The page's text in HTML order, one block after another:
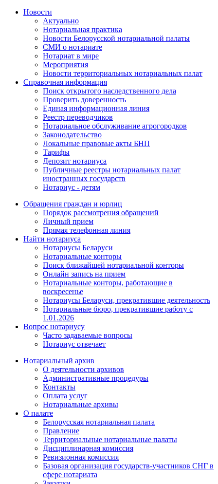
Новости
Актуально
Нотариальная практика
Новости Белорусской нотариальной палаты
СМИ о нотариате
Нотариат в мире
Мероприятия
Новости территориальных нотариальных палат
Справочная информация
Поиск открытого наследственного дела
Проверить доверенность
Единая информационная линия
Реестр переводчиков
Нотариальное обслуживание агрогородков
Законодательство
Локальные правовые акты БНП
Тарифы
Депозит нотариуса
Публичные реестры нотариальных палат
иностранных государств
Нотариус - детям
Обращения граждан и юрлиц
Порядок рассмотрения обращений
Личный прием
Прямая телефонная линия
Найти нотариуса
Нотариусы Беларуси
Нотариальные конторы
Поиск ближайшей нотариальной конторы
Онлайн запись на прием
Нотариальные конторы, работающие в
воскресенье
Нотариусы Беларуси, прекратившие деятельность
Нотариальные бюро, прекратившие работу с
1.01.2026
Вопрос нотариусу
Часто задаваемые вопросы
Нотариус отвечает
Нотариальный архив
О деятельности архивов
Административные процедуры
Контакты
Оплата услуг
Нотариальные архивы
О палате
Белорусская нотариальная палата
Правление
Территориальные нотариальные палаты
Дисциплинарная комиссия
Ревизионная комиссия
Базовая организация государств-участников СНГ в
сфере нотариата